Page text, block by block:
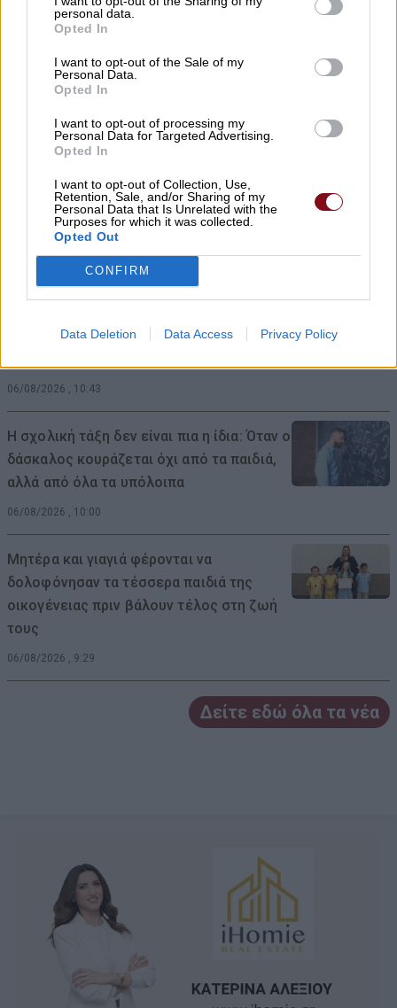
personal data.
Opted In
I want to opt-out of the Sale of my
Personal Data.
Opted In
I want to opt-out of processing my
Personal Data for Targeted Advertising.
Opted In
I want to opt-out of Collection, Use,
Retention, Sale, and/or Sharing of my
Personal Data that Is Unrelated with the
Purposes for which it was collected.
Opted Out
CONFIRM
Data Deletion Data Access Privacy Policy
χρησιμοποιούν λάθος σχεδόν όλοι οι
μεγάλη διαφορά
06/08/2026 , 11:10
Η μεγάλη οθόνη συνεχίζεται στο
κινηματογραφικές προτάσεις για μικρούς
και μεγάλους
06/08/2026 , 11:10
Το Viagra ίσως κάνει πολύ περισσότερα
ανακάλυψη που ενθουσιάζει τους
06/08/2026 , 10:43
Η σχολική τάξη δεν είναι πια η ίδια: Όταν ο
δάσκαλος κουράζεται όχι από τα παιδιά,
αλλά από όλα τα υπόλοιπα
06/08/2026 , 10:00
Μητέρα και γιαγιά φέρονται να
δολοφόνησαν τα τέσσερα παιδιά της
οικογένειας πριν βάλουν τέλος στη ζωή
τους
06/08/2026 , 9:29
Δείτε εδώ όλα τα νέα